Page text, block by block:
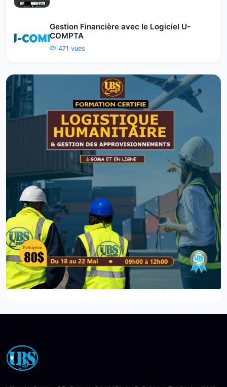
Gestion Financière avec le Logiciel U-
COMPTA
471 vues